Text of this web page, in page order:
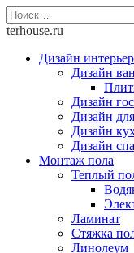
Skip
to
Найти:
terhouse.ru
Дизайн
Дизайн
Дизайн
Дизайн
Дизайн
Дизайн
Монтаж пола
Теплый
Ламинат
Стяжка
Линолеум